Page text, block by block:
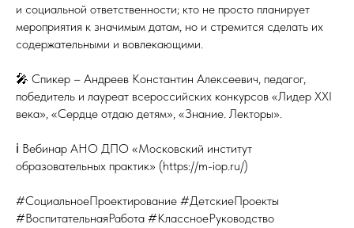
и социальной ответственности; кто не просто планирует
мероприятия к значимым датам, но и стремится сделать их
содержательными и вовлекающими.
🎤 Спикер – Андреев Константин Алексеевич, педагог,
победитель и лауреат всероссийских конкурсов «Лидер XXI
века», «Сердце отдаю детям», «Знание. Лекторы».
ℹ️ Вебинар АНО ДПО «Московский институт
образовательных практик» (https://m-iop.ru/)
#СоциальноеПроектирование #ДетскиеПроекты
#ВоспитательнаяРабота #КлассноеРуководство